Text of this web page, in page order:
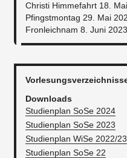
Christi Himmefahrt 18.
Pfingstmontag 29. Mai
Fronleichnam 8. Juni 2023
Downloads
Studienplan SoSe 2024
Studienplan SoSe 2023
Studienplan WiSe 2022/23
Studienplan SoSe 22